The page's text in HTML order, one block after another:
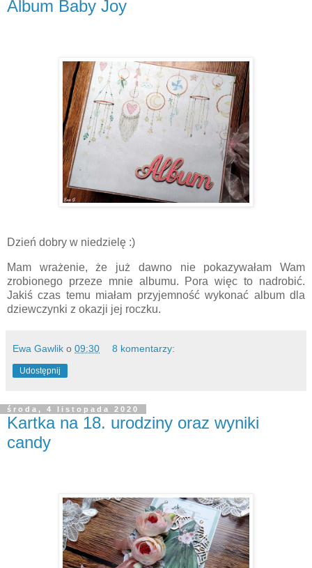
Album Baby Joy
Dzień dobry w niedzielę :)
Mam wrażenie, że już dawno nie pokazywałam Wam
zrobionego przeze mnie albumu. Pora więc to nadrobić.
Jakiś czas temu miałam przyjemność wykonać album dla
dziewczynki z okazji jej roczku.
Ewa Gawlik o 09:30 8 komentarzy:
Udostępnij
środa, 4 listopada 2020
Kartka na 18. urodziny oraz wyniki
candy